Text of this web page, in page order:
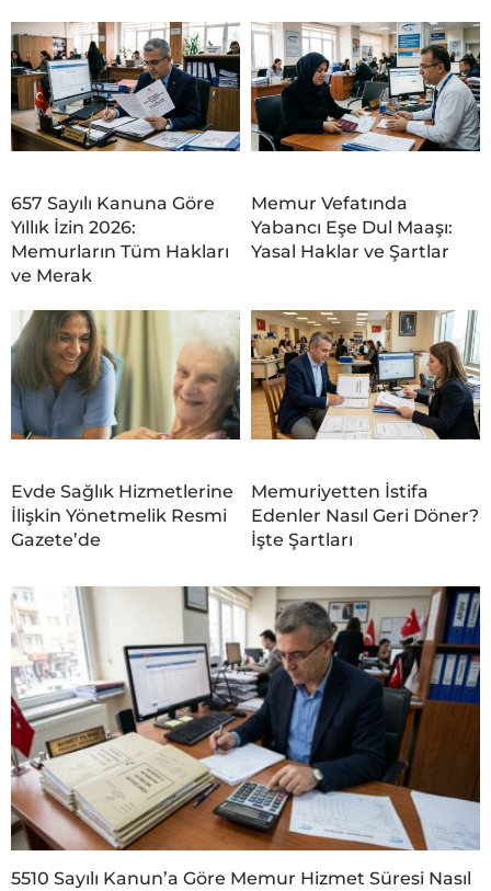
657 Sayılı Kanuna Göre
Yıllık İzin 2026:
Memurların Tüm Hakları
ve Merak
Memur Vefatında
Yabancı Eşe Dul Maaşı:
Yasal Haklar ve Şartlar
Evde Sağlık Hizmetlerine
İlişkin Yönetmelik Resmi
Gazete’de
Memuriyetten İstifa
Edenler Nasıl Geri Döner?
İşte Şartları
5510 Sayılı Kanun’a Göre Memur Hizmet Süresi Nasıl